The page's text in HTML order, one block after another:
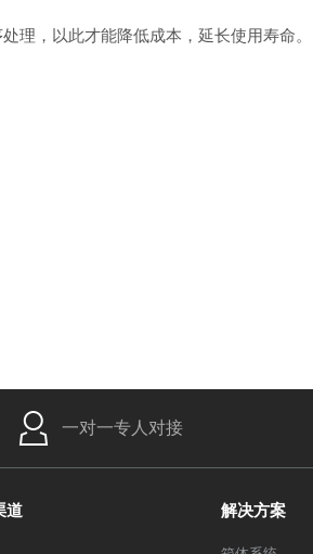
理，以此才能降低成本，延长使用寿命。
一对一专人对接
道 解决方案